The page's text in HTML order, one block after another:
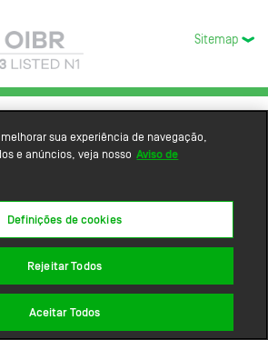
Sitemap
sua experiência de navegação,
e anúncios, veja nosso Aviso de
Definições de cookies
Rejeitar Todos
Aceitar Todos